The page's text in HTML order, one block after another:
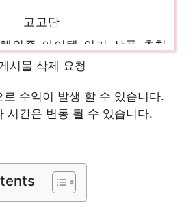
워줄 아이템 인기 상품 추천
제품 2024
바로 찬스! 인기 상품 추천 제
스타일링 인기 상품 추천 제
품 2024
시물 삭제 요청
로 수익이 발생 할 수 있습니다.
시간은 변동 될 수 있습니다.